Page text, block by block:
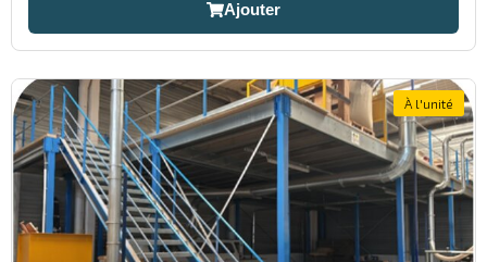
Ajouter
À l'unité